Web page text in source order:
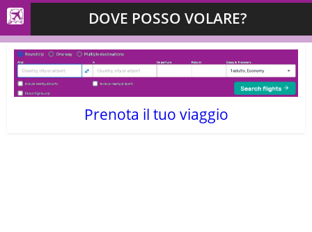
DOVE POSSO VOLARE?
Prenota il tuo viaggio